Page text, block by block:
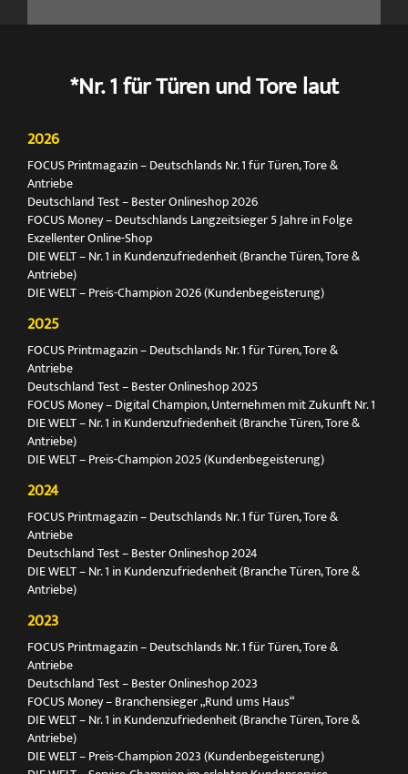
*Nr. 1 für Türen und Tore laut
2026
FOCUS Printmagazin – Deutschlands Nr. 1 für Türen, Tore &
Antriebe
Deutschland Test – Bester Onlineshop 2026
FOCUS Money – Deutschlands Langzeitsieger 5 Jahre in Folge
Exzellenter Online-Shop
DIE WELT – Nr. 1 in Kundenzufriedenheit (Branche Türen, Tore &
Antriebe)
DIE WELT – Preis-Champion 2026 (Kundenbegeisterung)
2025
FOCUS Printmagazin – Deutschlands Nr. 1 für Türen, Tore &
Antriebe
Deutschland Test – Bester Onlineshop 2025
FOCUS Money – Digital Champion, Unternehmen mit Zukunft Nr. 1
DIE WELT – Nr. 1 in Kundenzufriedenheit (Branche Türen, Tore &
Antriebe)
DIE WELT – Preis-Champion 2025 (Kundenbegeisterung)
2024
FOCUS Printmagazin – Deutschlands Nr. 1 für Türen, Tore &
Antriebe
Deutschland Test – Bester Onlineshop 2024
DIE WELT – Nr. 1 in Kundenzufriedenheit (Branche Türen, Tore &
Antriebe)
2023
FOCUS Printmagazin – Deutschlands Nr. 1 für Türen, Tore &
Antriebe
Deutschland Test – Bester Onlineshop 2023
FOCUS Money – Branchensieger „Rund ums Haus“
DIE WELT – Nr. 1 in Kundenzufriedenheit (Branche Türen, Tore &
Antriebe)
DIE WELT – Preis-Champion 2023 (Kundenbegeisterung)